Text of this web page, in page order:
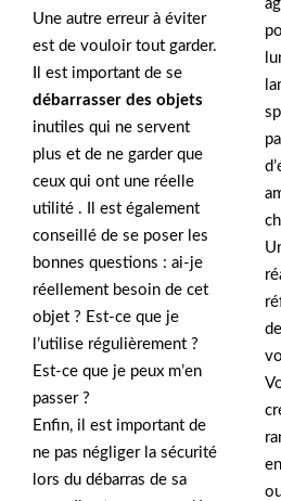
Une autre erreur à éviter
est de vouloir tout garder.
Il est important de se
débarrasser des objets
inutiles qui ne servent
plus et de ne garder que
ceux qui ont une réelle
utilité . Il est également
conseillé de se poser les
bonnes questions : ai-je
réellement besoin de cet
objet ? Est-ce que je
l’utilise régulièrement ?
Est-ce que je peux m’en
passer ?
Enfin, il est important de
ne pas négliger la sécurité
lors du débarras de sa